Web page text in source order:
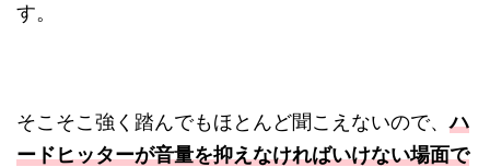
す。
そこそこ強く踏んでもほとんど聞こえないので、ハ
ードヒッターが音量を抑えなければいけない場面で